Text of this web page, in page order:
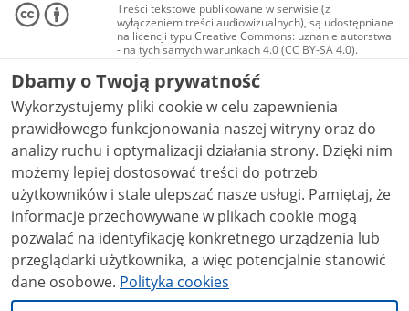
Treści tekstowe publikowane w serwisie (z
wyłączeniem treści audiowizualnych), są udostępniane
na licencji typu Creative Commons: uznanie autorstwa
- na tych samych warunkach 4.0 (CC BY-SA 4.0).
Materiały audiowizualne, w tym zdjęcia, materiały
audio i wideo, są udostępniane na licencji typu
Creative Commons: uznanie autorstwa użycie
niekomercyjne - bez utworów zależnych 4.0 (CC BY-
NC-ND 4.0), o ile nie jest to stwierdzone inaczej.
Dbamy o Twoją prywatność
Wykorzystujemy pliki cookie w celu zapewnienia
prawidłowego funkcjonowania naszej witryny oraz do
analizy ruchu i optymalizacji działania strony. Dzięki nim
możemy lepiej dostosować treści do potrzeb
użytkowników i stale ulepszać nasze usługi. Pamiętaj, że
informacje przechowywane w plikach cookie mogą
pozwalać na identyfikację konkretnego urządzenia lub
przeglądarki użytkownika, a więc potencjalnie stanowić
dane osobowe. Polityka cookies